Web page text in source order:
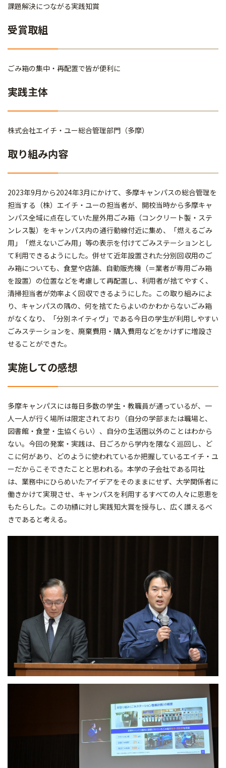
課題解決につながる実践知賞
受賞取組
ごみ箱の集中・再配置で皆が便利に
実践主体
株式会社エイチ・ユー総合管理部門（多摩）
取り組み内容
2023年9月から2024年3月にかけて、多摩キャンパスの総合管理を
担当する（株）エイチ・ユーの担当者が、開校当時から多摩キャ
ンパス全域に点在していた屋外用ごみ箱（コンクリート製・ステ
ンレス製）をキャンパス内の通行動線付近に集め、「燃えるごみ
用」「燃えないごみ用」等の表示を付けてごみステーションとし
て利用できるようにした。併せて近年設置された分別回収用のご
み箱についても、食堂や店舗、自動販売機（＝業者が専用ごみ箱
を設置）の位置などを考慮して再配置し、利用者が捨てやすく、
清掃担当者が効率よく回収できるようにした。この取り組みによ
り、キャンパスの隅の、何を捨てたらよいのかわからないごみ箱
がなくなり、「分別ネイティヴ」である今日の学生が利用しやすい
ごみステーションを、廃棄費用・購入費用などをかけずに増設さ
せることができた。
実施しての感想
多摩キャンパスには毎日多数の学生・教職員が通っているが、一
人一人が行く場所は限定されており（自分の学部または職場と、
図書館・食堂・生協くらい）、自分の生活圏以外のことはわから
ない。今回の発案・実践は、日ごろから学内を隈なく巡回し、ど
こに何があり、どのように使われているか把握しているエイチ・ユ
ーだからこそできたことと思われる。本学の子会社である同社
は、業務中にひらめいたアイデアをそのままにせず、大学関係者に
働きかけて実現させ、キャンパスを利用するすべての人々に恩恵を
もたらした。この功績に対し実践知大賞を授与し、広く讃えるべ
きであると考える。